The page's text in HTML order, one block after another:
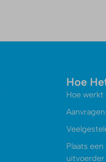
Hoe
Hoe werkt
Plaats
uitvoerder